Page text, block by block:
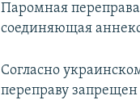
Паромная
соединяющая
Согласно
переправу